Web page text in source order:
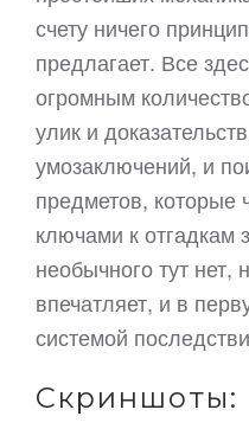
счету ничего
предлагает. Все
огромным
улик и
умозаключений, и
предметов, которые
ключами к отгадкам
необычного тут нет,
впечатляет, и в
системой
Скриншоты: